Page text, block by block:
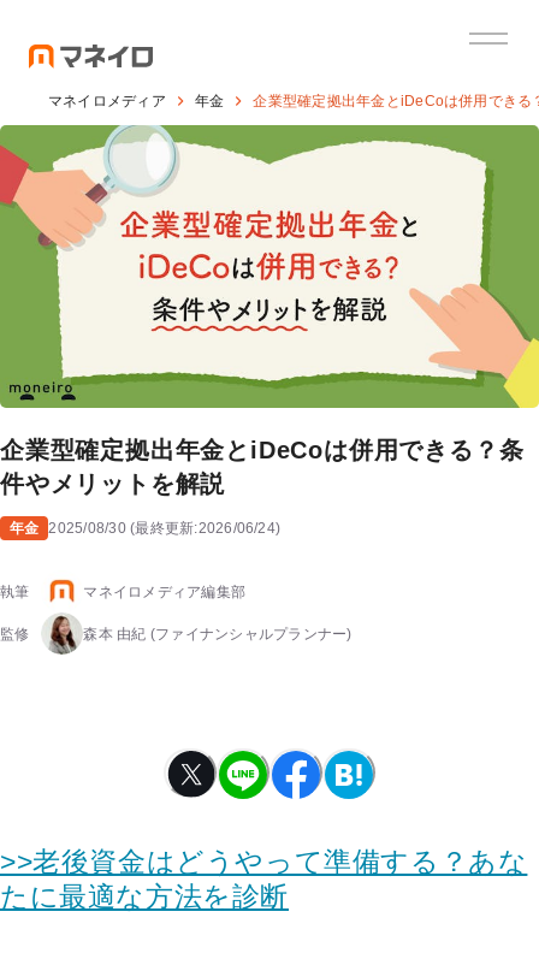
マネイロメディア 年金 企業型確定拠出年金とiDeCoは併用できる
企業型確定拠出年金とiDeCoは併用できる？条
件やメリットを解説
年金 2025/08/30(最終更新:2026/06/24)
執筆 マネイロメディア編集部
監修 森本 由紀 (ファイナンシャルプランナー)
>>老後資金はどうやって準備する？あな
たに最適な方法を診断